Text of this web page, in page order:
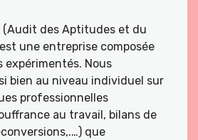
(Audit des Aptitudes et du
une entreprise composée
expérimentés. Nous
bien au niveau individuel sur
professionnelles
au travail, bilans de
que